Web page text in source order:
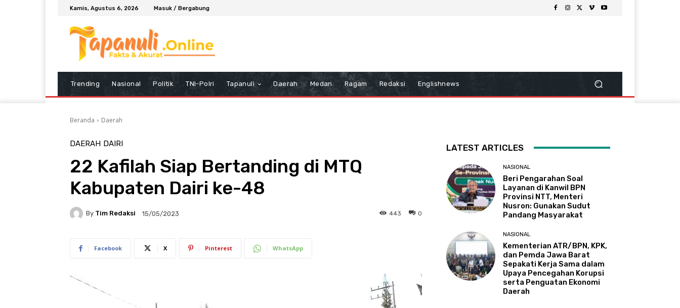
Kamis, Agustus 6, 2026 Masuk / Bergabung
Trending Nasional Politik TNI-Polri Tapanuli Daerah Medan Ragam Redaksi Englishnews
Beranda Daerah
DAERAH DAIRI
22 Kafilah Siap Bertanding di MTQ
Kabupaten Dairi ke-48
By Tim Redaksi 15/05/2023 0
443
Facebook X Pinterest WhatsApp
LATEST ARTICLES
NASIONAL
Beri Pengarahan Soal
Layanan di Kanwil BPN
Provinsi NTT, Menteri
Nusron: Gunakan Sudut
Pandang Masyarakat
NASIONAL
Kementerian ATR/BPN, KPK,
dan Pemda Jawa Barat
Sepakati Kerja Sama dalam
Upaya Pencegahan Korupsi
serta Penguatan Ekonomi
Daerah